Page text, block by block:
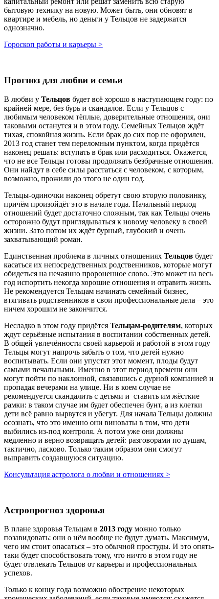
бытовую технику на новую. Может быть, они обновят в
квартире и мебель, но деньги у Тельцов не задержатся
однозначно.
Гороскоп работы и карьеры >
Прогноз для любви и семьи
В любви у Тельцов будет всё хорошо в наступающем году: по
крайней мере, без бурь и скандалов. Если у Тельцов с
любимым человеком тёплые, доверительные отношения, они
таковыми останутся и в этом году. Семейных Тельцов ждёт
тихая, спокойная жизнь. Если брак до сих пор не оформлен,
2013 год станет тем переломным пунктом, когда придётся
наконец решать: вступать в брак или расходиться. Окажется,
что не все Тельцы готовы продолжать безбрачные отношения.
Они найдут в себе силы расстаться с человеком, с которым,
возможно, прожили до этого не один год.
Тельцы-одиночки наконец обретут свою вторую половинку,
причём произойдёт это в начале года. Начальный период
отношений будет достаточно сложным, так как Тельцы очень
осторожно будут приглядываться к новому человеку в своей
жизни. Зато потом их ждёт бурный, глубокий и очень
захватывающий роман.
Единственная проблема в личных отношениях Тельцов будет
касаться их непосредственных родственников, которые могут
обидеться на нечаянно пророненное слово. Это может на весь
год испортить некогда хорошие отношения и отравить жизнь.
Не рекомендуется Тельцам начинать семейный бизнес,
втягивать родственников в свои профессиональные дела – это
ничем хорошим не закончится.
Несладко в этом году придётся Тельцам-родителям, которых
ждут серьёзные испытания в воспитании собственных детей.
В общей увлечённости своей карьерой и работой в этом году
Тельцы могут напрочь забыть о том, что детей нужно
воспитывать. Если они упустят этот момент, плоды будут
самыми печальными. Именно в этот период времени они
могут пойти по наклонной, связавшись с дурной компанией и
пропадая вечерами на улице. Ни в коем случае не
рекомендуется скандалить с детьми и ставить им жёсткие
рамки: в таком случае им будет обеспечен бунт, а из клетки
дети всё равно вырвутся и убегут. Для начала Тельцы должны
осознать, что это именно они виноваты в том, что дети
выбились из-под контроля. А потом уже они должны
медленно и верно возвращать детей: разговорами по душам,
тактично, ласково. Только таким образом они смогут
выправить создавшуюся ситуацию.
Консультация астролога о любви и отношениях >
Астропрогноз здоровья
В плане здоровья Тельцам в 2013 году можно только
позавидовать: они о нём вообще не будут думать. Максимум,
чего им стоит опасаться – это обычной простуды. И это опять-
таки будет способствовать тому, что ничто в этом году не
будет отвлекать Тельцов от карьеры и профессиональных
успехов.
Только к концу года возможно обострение некоторых